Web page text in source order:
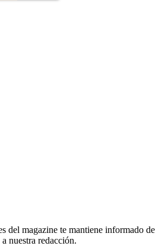
del magazine te mantiene informado de
nuestra redacción.